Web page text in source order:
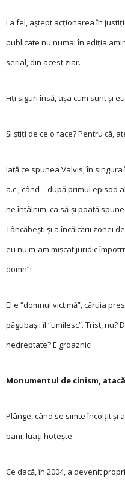
La fel, aştept acţionarea în
publicate nu numai în ediţia
serial, din acest ziar.
Fiţi siguri însă, aşa cum sunt şi
Şi ştiţi de ce o face? Pentru că,
Iată ce spunea Valvis, în
a.c., când – după primul episod
ne întâlnim, ca să-şi poată
Tâncăbeşti şi a încălcării zonei
eu nu m-am mişcat juridic
domn”!
El e “domnul victimă”, că­­ruia
păgubaşii îl “umilesc”. Trist,
nedreptate? E groaznic!
Monumentul de cinism,
Plânge, când se simte încolţit şi
bani, luaţi hoţeşte.
Ce dacă, în 2004, a devenit